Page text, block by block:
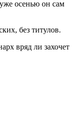
осенью он сам
без титулов.
вряд ли захочет